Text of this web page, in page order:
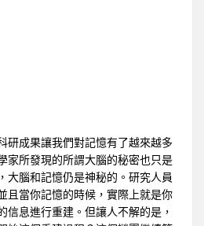
研成果讓我們對記憶有了越來越多
家所發現的所謂大腦的秘密也只是
大腦和記憶仍是神秘的。研究人員
且當你記憶的時候，實際上就是你
信息進行重建。但讓人不解的是，